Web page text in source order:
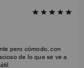
pero cómodo, con
de lo que se ve a